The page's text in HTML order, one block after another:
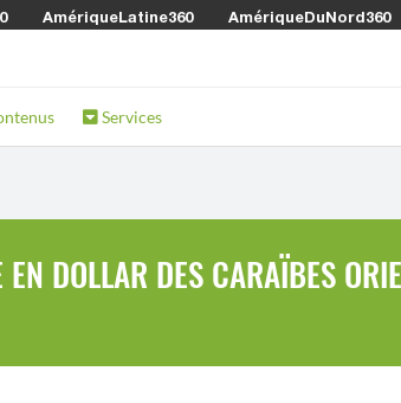
AmériqueLatine360 AmériqueDuNord360
Services
DOLLAR DES CARAÏBES